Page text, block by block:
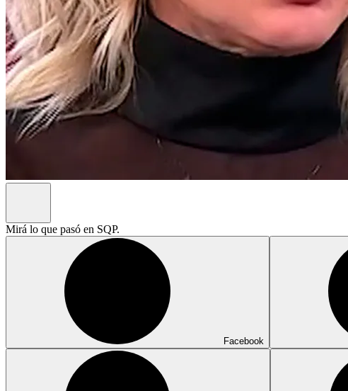
Mirá lo que pasó en SQP.
Facebook